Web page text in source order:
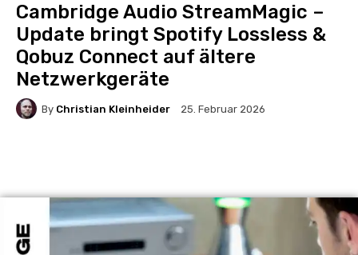
Cambridge Audio StreamMagic –
Update bringt Spotify Lossless &
Qobuz Connect auf ältere
Netzwerkgeräte
By Christian Kleinheider 25. Februar 2026